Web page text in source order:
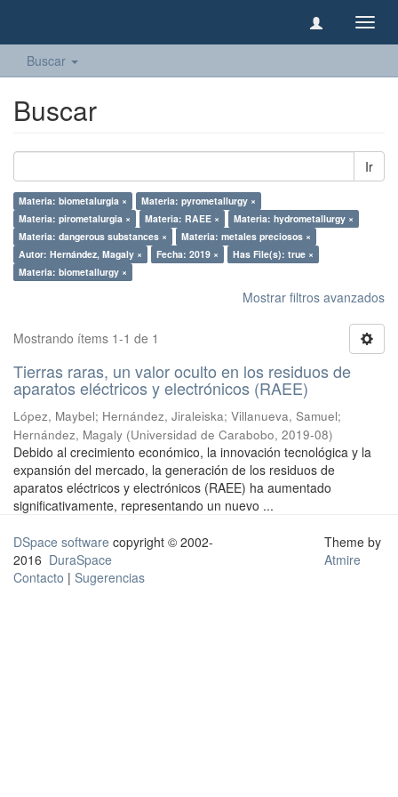
Buscar
Buscar
Ir
Materia: biometalurgia ×
Materia: pyrometallurgy ×
Materia: pirometalurgia ×
Materia: RAEE ×
Materia: hydrometallurgy ×
Materia: dangerous substances ×
Materia: metales preciosos ×
Autor: Hernández, Magaly ×
Fecha: 2019 ×
Has File(s): true ×
Materia: biometallurgy ×
Mostrar filtros avanzados
Mostrando ítems 1-1 de 1
Tierras raras, un valor oculto en los residuos de
aparatos eléctricos y electrónicos (RAEE)
López, Maybel; Hernández, Jiraleiska; Villanueva, Samuel;
Hernández, Magaly (Universidad de Carabobo, 2019-08)
Debido al crecimiento económico, la innovación tecnológica y la
expansión del mercado, la generación de los residuos de
aparatos eléctricos y electrónicos (RAEE) ha aumentado
significativamente, representando un nuevo ...
DSpace software copyright © 2002-
2016 DuraSpace
Contacto | Sugerencias
Theme by
Atmire